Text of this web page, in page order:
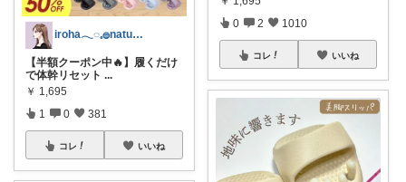
iroha𓂃◌𓈒𓐍natural✯
【半額クーポン中🔥】履くだけ
で体幹リセット ...
￥ 1,695
1 0 381
コレ いいね
0 2 1010
コレ いいね